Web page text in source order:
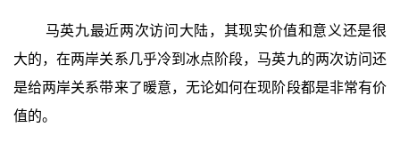
马英九最近两次访问大陆，其现实价值和意义还是很
大的，在两岸关系几乎冷到冰点阶段，马英九的两次访问还
是给两岸关系带来了暖意，无论如何在现阶段都是非常有价
值的。